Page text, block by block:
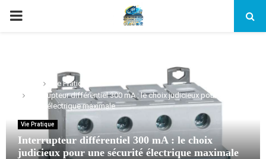
PRIMARY
Vie Pratique
Interrupteur différentiel 300 mA : le choix judicieux pour une
sécurité électrique maximale
Vie Pratique
Interrupteur différentiel 300 mA : le choix
judicieux pour une sécurité électrique maximale